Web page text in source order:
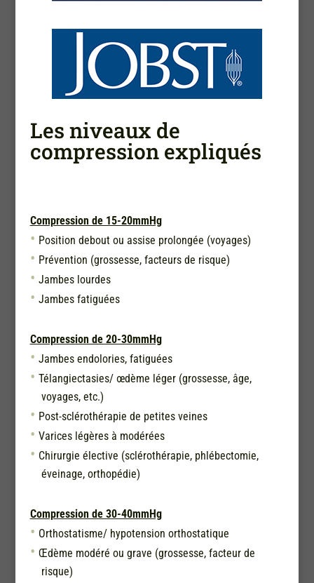
Les niveaux de
compression expliqués
Compression de 15-20mmHg
Position debout ou assise prolongée (voyages)
Prévention (grossesse, facteurs de risque)
Jambes lourdes
Jambes fatiguées
Compression de 20-30mmHg
Jambes endolories, fatiguées
Télangiectasies/ œdème léger (grossesse, âge,
voyages, etc.)
Post-sclérothérapie de petites veines
Varices légères à modérées
Chirurgie élective (sclérothérapie, phlébectomie,
éveinage, orthopédie)
Compression de 30-40mmHg
Orthostatisme/ hypotension orthostatique
Œdème modéré ou grave (grossesse, facteur de
risque)